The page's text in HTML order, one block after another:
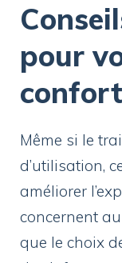
pour
Même si le
d’utilisation,
améliorer
concernent
que le choix